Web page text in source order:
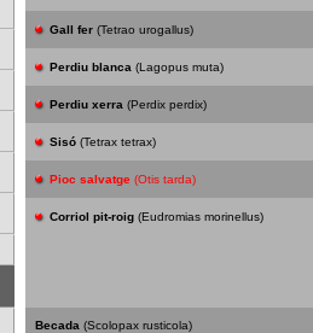
Gall fer (Tetrao urogallus)
Perdiu blanca (Lagopus muta)
Perdiu xerra (Perdix perdix)
Sisó (Tetrax tetrax)
Pioc salvatge (Otis tarda)
Corriol pit-roig (Eudromias morinellus)
Becada (Scolopax rusticola)